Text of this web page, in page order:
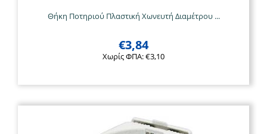
Θήκη Ποτηριού Πλαστική Χωνευτή Διαμέτρου ...
€3,84
Χωρίς ΦΠΑ:€3,10